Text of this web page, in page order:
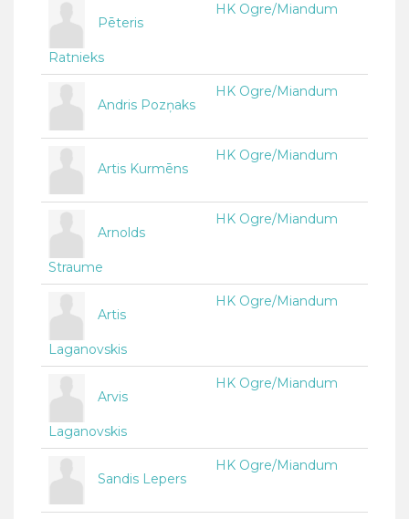
Pēteris
Ratnieks
HK Ogre/Miandum
Andris Pozņaks
HK Ogre/Miandum
Artis Kurmēns
HK Ogre/Miandum
Arnolds
Straume
HK Ogre/Miandum
Artis
Laganovskis
HK Ogre/Miandum
Arvis
Laganovskis
HK Ogre/Miandum
Sandis Lepers
HK Ogre/Miandum